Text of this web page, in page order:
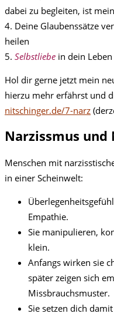
dabei zu begleiten, ist
4. Deine Glaubenssätze
heilen
5. Selbstliebe in dein
Hol dir gerne jetzt mein
hierzu mehr erfährst und
nitschinger.de/7-narz
Narzissmus
Menschen mit
in einer Scheinwelt:
Empathie.
Sie manipulieren,
klein.
Anfangs wirken sie
später zeigen sich
Missbrauchsmuster.
Sie setzen dich